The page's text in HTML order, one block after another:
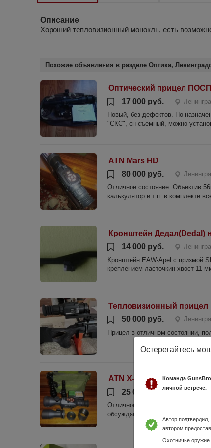
Описание
Хороший тепловизионный монокль, есть
Похожие объявления в разделе Оптика,
Оптический прицел
17 000 руб.
Новый, без дефектов. По
"СКС", он съемный, можно
ATN Mars HD
80 000 руб.
Отличное состояние. Объектив
калькулятор и т.п. в комплекте
Кронштейн Дедал(Dedal)
14 000 руб.
Кронштейн EAW-Apel с призмой
креплением ласточкин хвост 11
Тепловизионный прицел
50 000 руб.
Прицел в отличном состоянии,
ATN X-sight ll HD 5-20
25 000 руб.
Отличное состояние. В
обсуждаема. Торг.
Остерегайтесь
Команда
личной встрече.
Автор
автором
Охотничье